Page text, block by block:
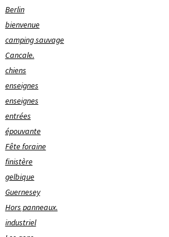
Berlin
bienvenue
camping sauvage
Cancale.
chiens
enseignes
enseignes
entrées
épouvante
Fête foraine
finistère
gelbique
Guernesey
Hors panneaux.
industriel